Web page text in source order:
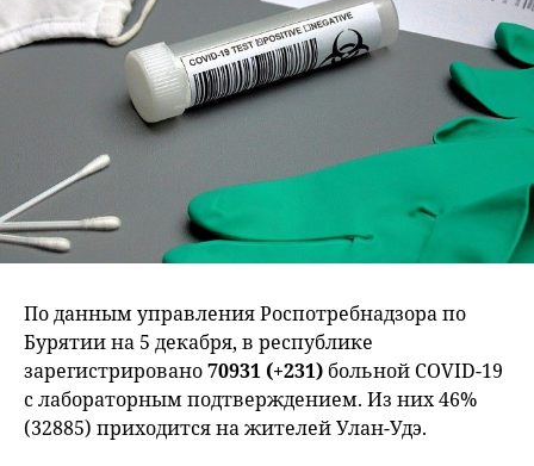
По данным управления Роспотребнадзора по
Бурятии на 5 декабря, в республике
зарегистрировано70931 (+231)больной COVID-19
с лабораторным подтверждением. Из них 46%
(32885) приходится на жителей Улан-Удэ.